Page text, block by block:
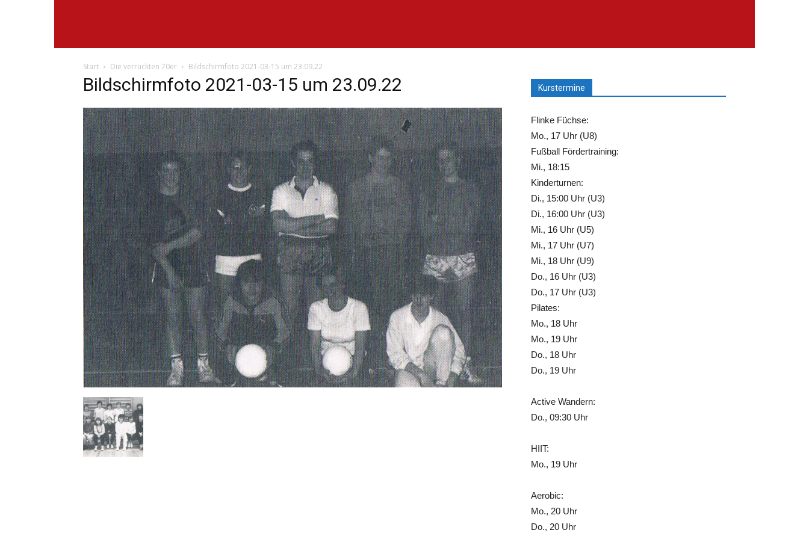
Start Die verrückten 70er Bildschirmfoto 2021-03-15 um 23.09.22
Bildschirmfoto 2021-03-15 um 23.09.22 Kurstermine
Flinke Füchse:
Mo., 17 Uhr (U8)
Fußball Fördertraining:
Mi., 18:15
Kinderturnen:
Di., 15:00 Uhr (U3)
Di., 16:00 Uhr (U3)
Mi., 16 Uhr (U5)
Mi., 17 Uhr (U7)
Mi., 18 Uhr (U9)
Do., 16 Uhr (U3)
Do., 17 Uhr (U3)
Pilates:
Mo., 18 Uhr
Mo., 19 Uhr
Do., 18 Uhr
Do., 19 Uhr
Active Wandern:
Do., 09:30 Uhr
HIIT:
Mo., 19 Uhr
Aerobic:
Mo., 20 Uhr
Do., 20 Uhr